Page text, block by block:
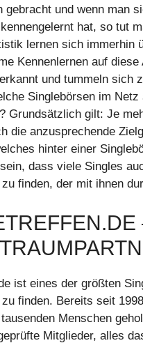
gebracht und wenn man
hat, so tut
lernen sich immerhin
Kennenlernen auf
und tummeln sich
Singlebörsen im
Grundsätzlich gilt: Je
die anzusprechende
hinter einer
dass viele Singles
finden, der mit ihnen
ist eines der größten
finden. Bereits seit
Menschen
Mitglieder, alles